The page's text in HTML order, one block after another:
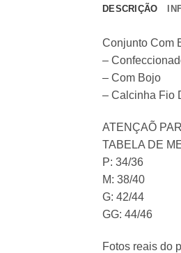
DESCRIÇÃO
Conjunto Com
–
– Com Bojo
– Calcinha Fio
ATENÇAÕ
TABELA DE
P: 34/36
M: 38/40
G: 42/44
GG: 44/46
Fotos reais do